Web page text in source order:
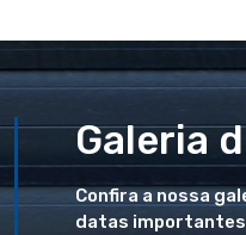
Galeria
Confira a nossa
datas importantes